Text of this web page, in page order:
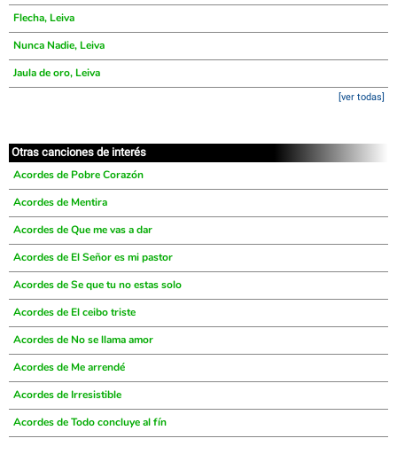
Flecha, Leiva
Nunca Nadie, Leiva
Jaula de oro, Leiva
[ver todas]
Otras canciones de interés
Acordes de Pobre Corazón
Acordes de Mentira
Acordes de Que me vas a dar
Acordes de El Señor es mi pastor
Acordes de Se que tu no estas solo
Acordes de El ceibo triste
Acordes de No se llama amor
Acordes de Me arrendé
Acordes de Irresistible
Acordes de Todo concluye al fín